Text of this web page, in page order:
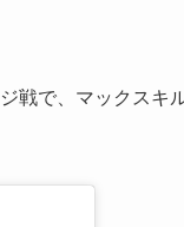
戦で、マックスキ